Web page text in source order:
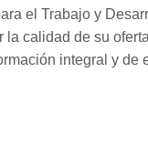
el Trabajo y
la calidad de su
integral y de